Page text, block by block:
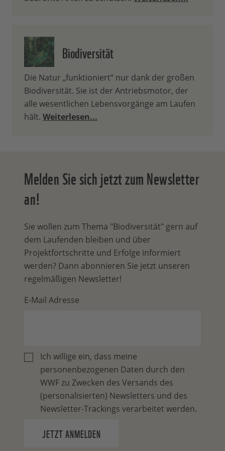
Biodiversität
Die Natur „funktioniert“ nur dank der großen
Biodiversität. Sie ist der Antriebsmotor, der
alle wesentlichen Lebensvorgänge am Laufen
hält. Weiterlesen...
Melden Sie sich jetzt zum Newsletter
an!
Sie wollen zum Thema "Biodiversität" gern auf
dem Laufenden bleiben und über
Projektfortschritte und Erfolge informiert
werden? Dann abonnieren Sie jetzt unseren
regelmäßigen Newsletter!
E-Mail Adresse
Ich willige ein, dass meine
personenbezogenen Daten durch den
WWF zu Zwecken des Versands des
(personalisierten) Newsletters und des
Newsletter-Trackings verarbeitet werden.
JETZT ANMELDEN